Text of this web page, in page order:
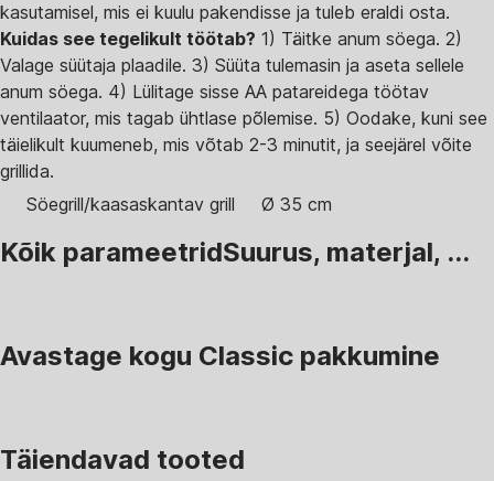
kasutamisel, mis ei kuulu pakendisse ja tuleb eraldi osta.
Kuidas see tegelikult töötab? 1) Täitke anum söega. 2)
Valage süütaja plaadile. 3) Süüta tulemasin ja aseta sellele
anum söega. 4) Lülitage sisse AA patareidega töötav
ventilaator, mis tagab ühtlase põlemise. 5) Oodake, kuni see
täielikult kuumeneb, mis võtab 2-3 minutit, ja seejärel võite
grillida.
Söegrill/kaasaskantav grill
Ø 35 cm
Kõik parameetridSuurus, materjal, ...
Avastage kogu Classic pakkumine
Täiendavad tooted